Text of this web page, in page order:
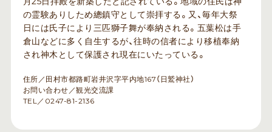
の霊験ありしため總鎮守として崇拝する。又、毎年大祭
日には氏子により三匹獅子舞が奉納される。五葉松は手
倉山などに多く自生するが、往時の信者により移植奉納
され神木として保護され現在にいたっている。
住所／田村市都路町岩井沢字平内地167（日鷲神社）
お問い合わせ／観光交流課
TEL／0247-81-2136